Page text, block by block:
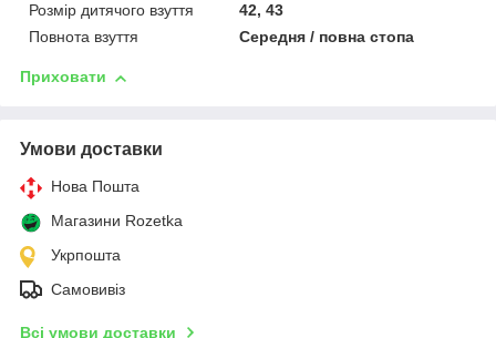
Розмір дитячого взуття
42, 43
Повнота взуття
Середня / повна стопа
Приховати
Умови доставки
Нова Пошта
Магазини Rozetka
Укрпошта
Самовивіз
Всі умови доставки